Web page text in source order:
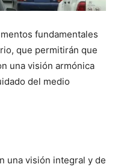
fundamentales
que permitirán que
una visión armónica
del medio
una visión integral y de